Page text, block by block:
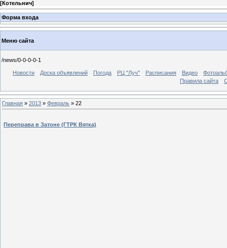
[Котельнич]
Форма входа
Меню сайта
/news/0-0-0-0-1
Новости Доска объявлений Погода РЦ "Луч" Расписания Видео
Правила сайта
Главная » 2013 » Февраль » 22
Переправа в Затоне (ГТРК Вятка)